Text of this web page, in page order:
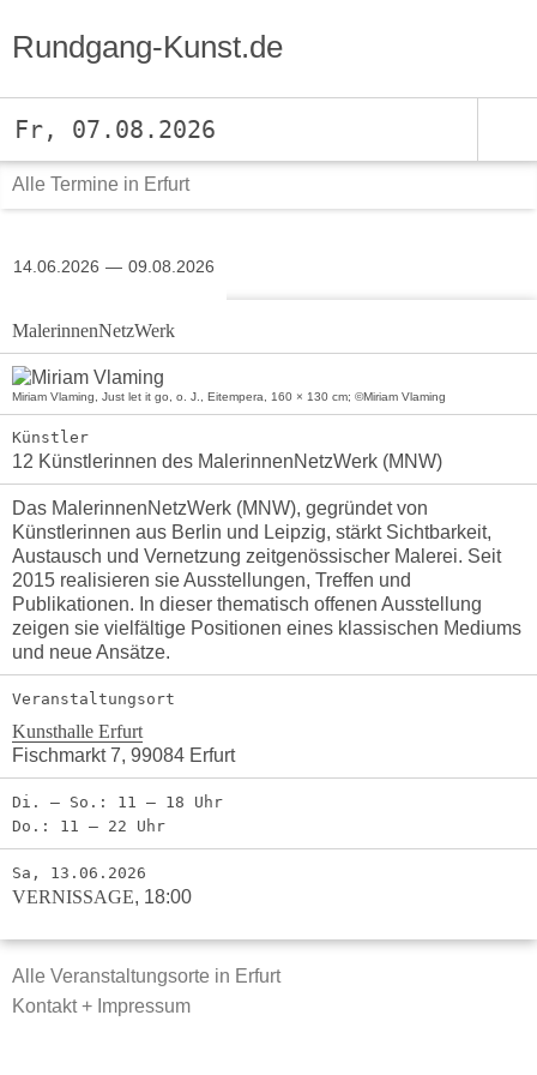
Rundgang-Kunst.de
Fr, 07.08.2026
Alle Termine in Erfurt
14.06.2026 09.08.2026
MalerinnenNetzWerk
Miriam Vlaming, Just let it go, o. J., Eitempera, 160 × 130 cm; ©Miriam Vlaming
Künstler
12 Künstlerinnen des MalerinnenNetzWerk (MNW)
Das MalerinnenNetzWerk (MNW), gegründet von
Künstlerinnen aus Berlin und Leipzig, stärkt Sichtbarkeit,
Austausch und Vernetzung zeitgenössischer Malerei. Seit
2015 realisieren sie Ausstellungen, Treffen und
Publikationen. In dieser thematisch offenen Ausstellung
zeigen sie vielfältige Positionen eines klassischen Mediums
und neue Ansätze.
Veranstaltungsort
Kunsthalle Erfurt
Fischmarkt 7, 99084 Erfurt
Di. – So.: 11 – 18 Uhr
Do.: 11 – 22 Uhr
Sa, 13.06.2026
VERNISSAGE, 18:00
Alle Veranstaltungsorte in Erfurt
Kontakt + Impressum